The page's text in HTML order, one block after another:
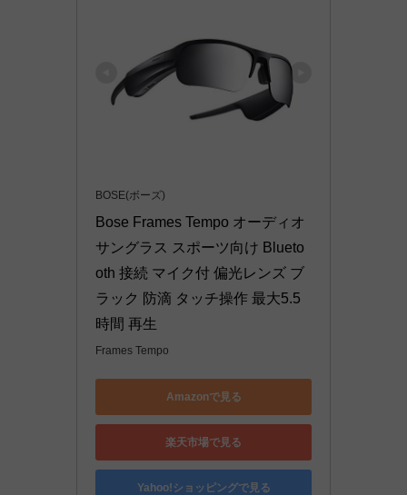
BOSE(ボーズ)
Bose Frames Tempo オーディオ
サングラス スポーツ向け Blueto
oth 接続 マイク付 偏光レンズ ブ
ラック 防滴 タッチ操作 最大5.5
時間 再生
Frames Tempo
Amazonで見る
楽天市場で見る
Yahoo!ショッピングで見る